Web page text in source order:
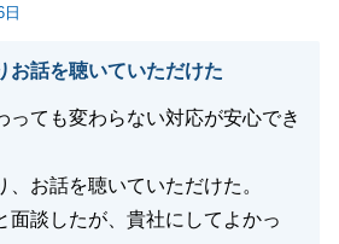
閉じる
お話を聴いていただけた
っても変わらない対応が安心でき
、お話を聴いていただけた。
面談したが、貴社にしてよかっ